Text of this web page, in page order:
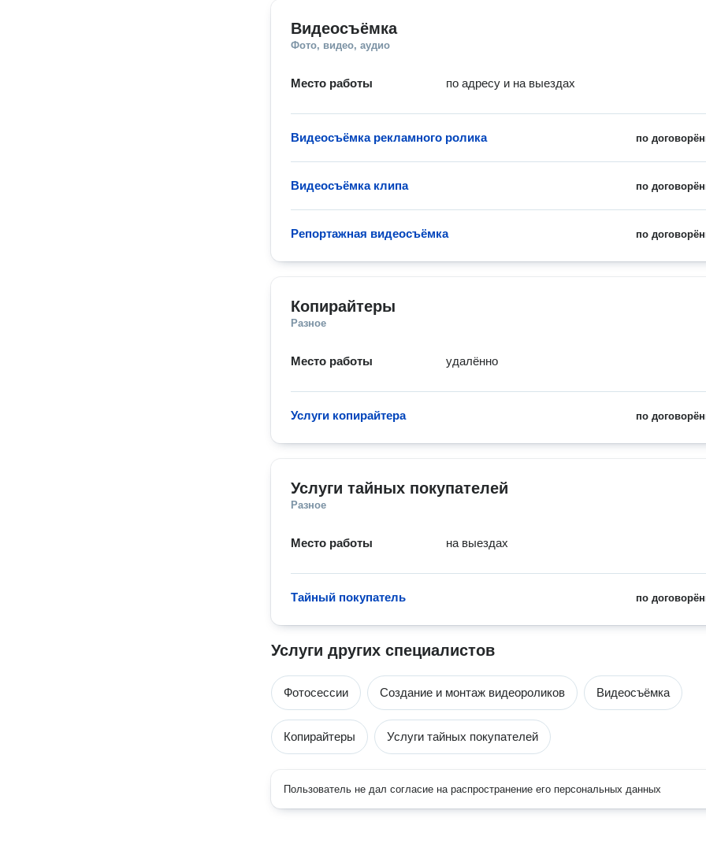
Видеосъёмка
Фото, видео, аудио
Место работы по адресу и на выездах
по
Видеосъёмка рекламного ролика
по
Видеосъёмка клипа
по
Репортажная видеосъёмка
Копирайтеры
Разное
Место работы удалённо
по
Услуги копирайтера
Услуги тайных покупателей
Разное
Место работы на выездах
по
Тайный покупатель
Услуги других специалистов
Фотосессии Создание и монтаж видеороликов Видеосъёмка
Копирайтеры Услуги тайных покупателей
Пользователь не дал согласие на распространение его персональных данных